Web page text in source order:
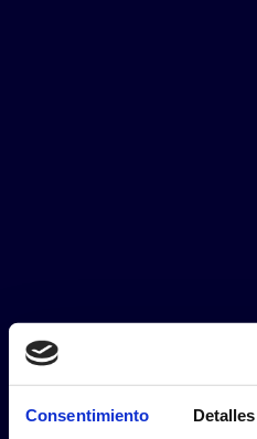
Consentimiento Detalles